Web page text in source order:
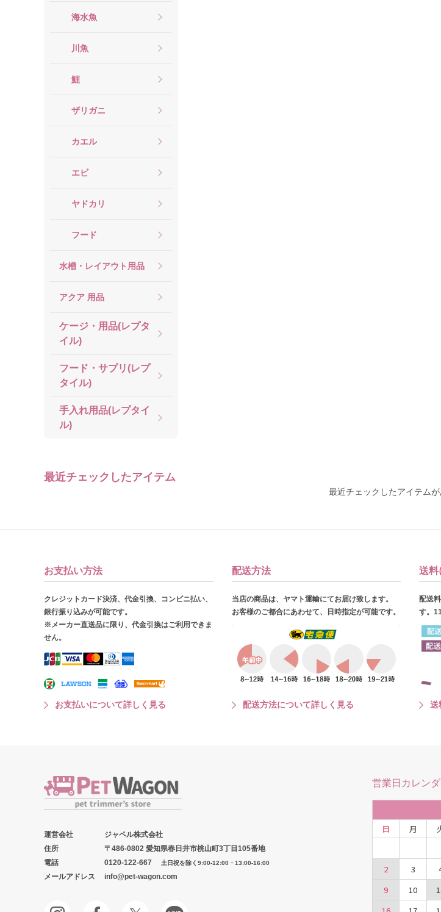
海水魚
川魚
鯉
ザリガニ
カエル
エビ
ヤドカリ
フード
水槽・レイアウト用品
アクア 用品
ケージ・用品(レプタ
イル)
フード・サプリ(レプ
タイル)
手入れ用品(レプタイ
ル)
最近チェックしたアイテム
最近チェックしたアイテムが
お支払い方法
クレジットカード決済、代金引換、コンビニ払い、
銀行振り込みが可能です。
※メーカー直送品に限り、代金引換はご利用できま
せん。
お支払いについて詳しく見る
配送方法
当店の商品は、ヤマト運輸にてお届け致します。
お客様のご都合にあわせて、日時指定が可能です。
配送方法について詳しく見る
送料
配送
す。
送
運営会社
ジャペル株式会社
住所
〒486-0802 愛知県春日井市桃山町3丁目105番地
電話
0120-122-667 土日祝を除く9:00-12:00・13:00-16:00
メールアドレス info@pet-wagon.com
営業日カレン
日 月
2
3
9
10